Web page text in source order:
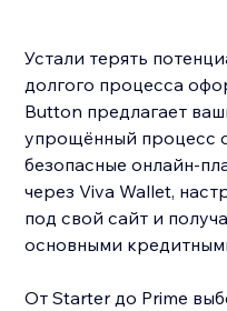
Устали терять
долгого процесса
Button предлагает
упрощённый процесс
безопасные онлайн-
через Viva Wallet,
под свой сайт и
основными
От Starter до Prime